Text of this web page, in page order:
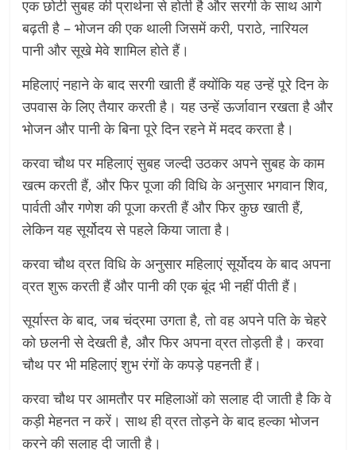
एक छोटी सुबह की प्रार्थना से होती है और सरगी के साथ आगे
बढ़ती है – भोजन की एक थाली जिसमें करी, पराठे, नारियल
पानी और सूखे मेवे शामिल होते हैं।
महिलाएं नहाने के बाद सरगी खाती हैं क्योंकि यह उन्हें पूरे दिन के
उपवास के लिए तैयार करती है। यह उन्हें ऊर्जावान रखता है और
भोजन और पानी के बिना पूरे दिन रहने में मदद करता है।
करवा चौथ पर महिलाएं सुबह जल्दी उठकर अपने सुबह के काम
खत्म करती हैं, और फिर पूजा की विधि के अनुसार भगवान शिव,
पार्वती और गणेश की पूजा करती हैं और फिर कुछ खाती हैं,
लेकिन यह सूर्योदय से पहले किया जाता है।
करवा चौथ व्रत विधि के अनुसार महिलाएं सूर्योदय के बाद अपना
व्रत शुरू करती हैं और पानी की एक बूंद भी नहीं पीती हैं।
सूर्यास्त के बाद, जब चंद्रमा उगता है, तो वह अपने पति के चेहरे
को छलनी से देखती है, और फिर अपना व्रत तोड़ती है। करवा
चौथ पर भी महिलाएं शुभ रंगों के कपड़े पहनती हैं।
करवा चौथ पर आमतौर पर महिलाओं को सलाह दी जाती है कि वे
कड़ी मेहनत न करें। साथ ही व्रत तोड़ने के बाद हल्का भोजन
करने की सलाह दी जाती है।